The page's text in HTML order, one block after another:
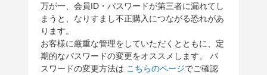
万が一、会員ID・パスワードが第三者に漏れてし
まうと、なりすまし不正購入につながる恐れがあ
ります。
お客様に厳重な管理をしていただくとともに、定
期的なパスワードの変更をオススメします。 パ
スワードの変更方法は こちらのページでご確認